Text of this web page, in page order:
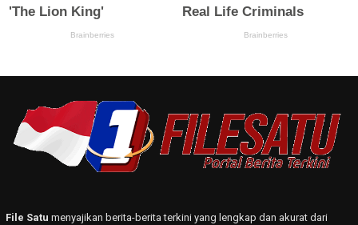
File Satu menyajikan berita-berita terkini yang lengkap dan akurat dari